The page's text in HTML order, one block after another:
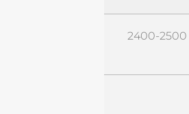
2400-2500